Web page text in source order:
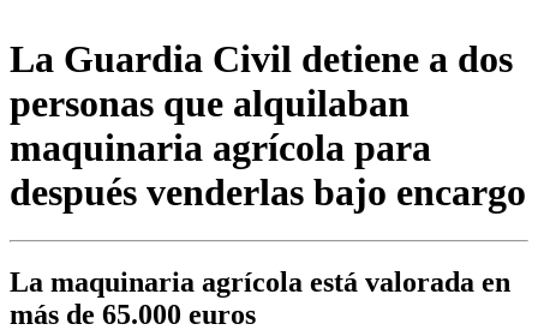
La Guardia Civil detiene a dos
personas que alquilaban
maquinaria agrícola para
después venderlas bajo encargo
La maquinaria agrícola está valorada en
más de 65.000 euros